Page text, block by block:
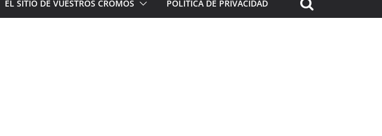
EL SITIO DE VUESTROS CROMOS POLÍTICA DE PRIVACIDAD